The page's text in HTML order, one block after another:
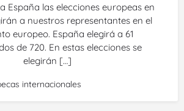
España las elecciones europeas en
a nuestros representantes en el
europeo. España elegirá a 61
de 720. En estas elecciones se
elegirán […]
internacionales